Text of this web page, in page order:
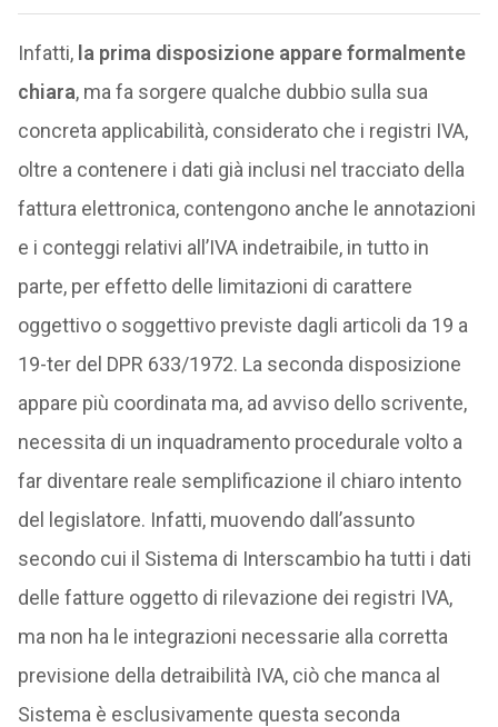
Infatti, la prima disposizione appare formalmente
chiara, ma fa sorgere qualche dubbio sulla sua
concreta applicabilità, considerato che i registri IVA,
oltre a contenere i dati già inclusi nel tracciato della
fattura elettronica, contengono anche le annotazioni
e i conteggi relativi all’IVA indetraibile, in tutto in
parte, per effetto delle limitazioni di carattere
oggettivo o soggettivo previste dagli articoli da 19 a
19-ter del DPR 633/1972. La seconda disposizione
appare più coordinata ma, ad avviso dello scrivente,
necessita di un inquadramento procedurale volto a
far diventare reale semplificazione il chiaro intento
del legislatore. Infatti, muovendo dall’assunto
secondo cui il Sistema di Interscambio ha tutti i dati
delle fatture oggetto di rilevazione dei registri IVA,
ma non ha le integrazioni necessarie alla corretta
previsione della detraibilità IVA, ciò che manca al
Sistema è esclusivamente questa seconda